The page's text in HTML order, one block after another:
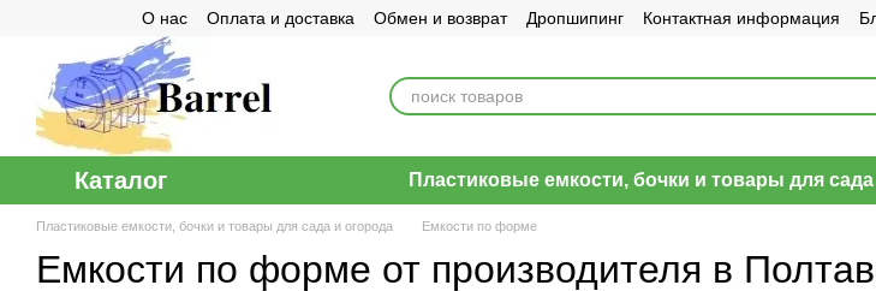
Перейти к основному контенту
О нас Оплата и доставка Обмен и возврат Дропшипинг Контактная информация
Договор публичной оферты
Каталог Пластиковые емкости, бочки и товары для
Пластиковые емкости, бочки и товары для сада и огорода Емкости по форме
Емкости по форме от производителя в